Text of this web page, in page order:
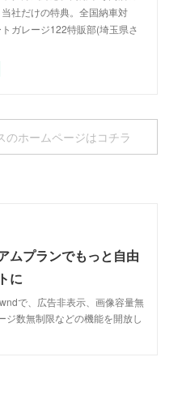
社だけの特典。全国納車対
ガレージ122特販部(埼玉県さ
のホームページはコチラ
ムプランでもっと自由
に
で、広告非表示、画像容量無
ジ数無制限などの機能を開放し